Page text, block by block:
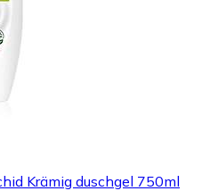
Krämig duschgel 750ml